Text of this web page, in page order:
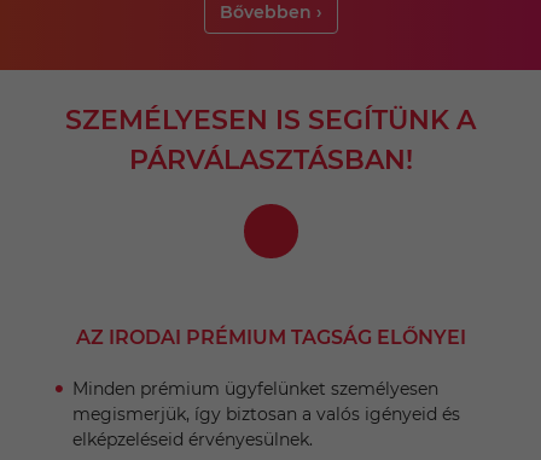
Bővebben ›
SZEMÉLYESEN IS SEGÍTÜNK A
PÁRVÁLASZTÁSBAN!
AZ IRODAI PRÉMIUM TAGSÁG ELŐNYEI
Minden prémium ügyfelünket személyesen
megismerjük, így biztosan a valós igényeid és
elképzeléseid érvényesülnek.